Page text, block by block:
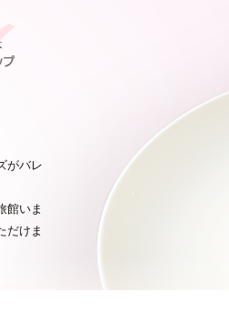
がバレ
館いま
だけま